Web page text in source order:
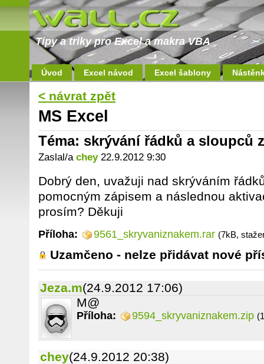
Tipy a triky pro Excel a makra VBA
Úvod Excel návod Excel šablony
< návrat zpět
MS Excel
Téma: skrývání řádků a sloupců
Zaslal/a chey22.9.2012 9:30
Dobrý den, uvažuji nad skrýváním
pomocným zápisem a následnou
prosím? Děkuji
Příloha: 9561_skryvaniznakem.rar (7kB,
Uzamčeno - nelze přidávat nové
Jeza.m(24.9.2012 17:06)
M@
Příloha: 9594_skryvaniznakem.zip
chey(24.9.2012 20:38)